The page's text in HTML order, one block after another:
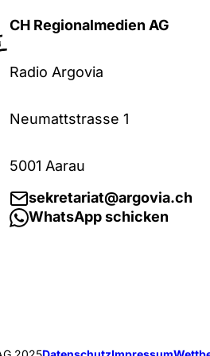
CH Regionalmedien AG
Radio Argovia
Neumattstrasse 1
5001 Aarau
sekretariat@argovia.ch
WhatsApp schicken